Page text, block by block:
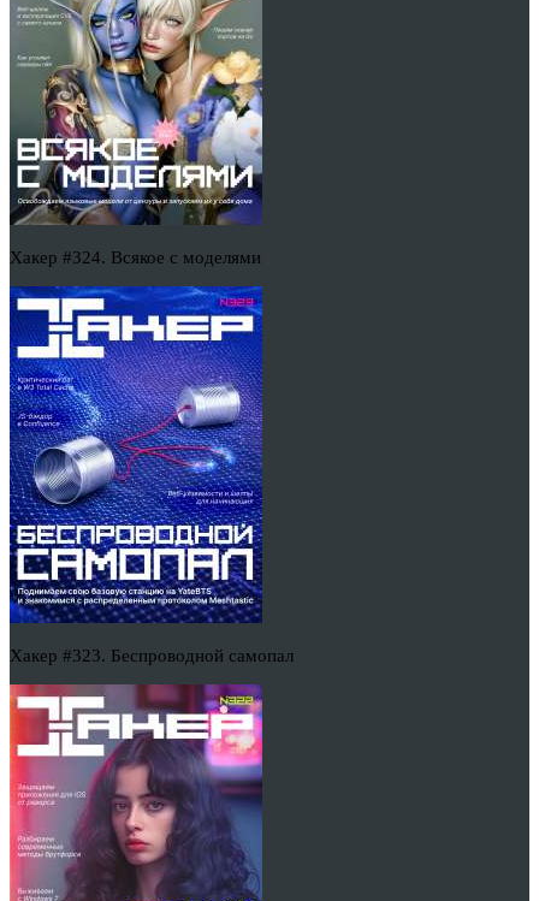
Хакер #324. Всякое с моделями
Хакер #323. Беспроводной самопал